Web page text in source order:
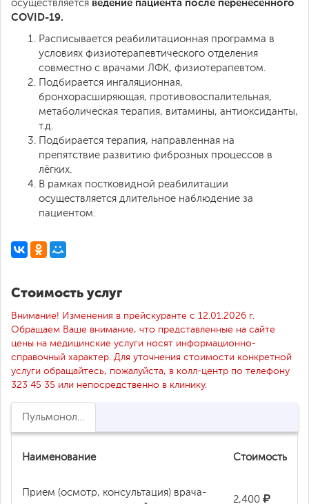
осуществляется ведение пациента после перенесённого
COVID-19.
Расписывается реабилитационная программа в
условиях физиотерапевтического отделения
совместно с врачами ЛФК, физиотерапевтом.
Подбирается ингаляционная,
бронхорасширяющая, противовоспалительная,
метаболическая терапия, витамины, антиоксиданты,
т.д.
Подбирается терапия, направленная на
препятствие развитию фиброзных процессов в
лёгких.
В рамках постковидной реабилитации
осуществляется длительное наблюдение за
пациентом.
Стоимость услуг
Внимание! Изменения в прейскуранте с 12.01.2026 г.
Обращаем Ваше внимание, что представленные на сайте
цены на медицинские услуги носят информационно-
справочный характер. Для уточнения стоимости конкретной
услуги обращайтесь, пожалуйста, в колл-центр по телефону
323 45 35 или непосредственно в клинику.
Наименование Стоимость
Прием (осмотр, консультация) врача-
2,400